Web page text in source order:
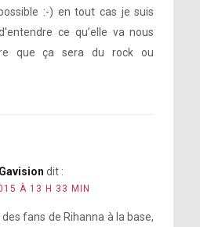
p/6ETuJbpFOn/
p/6EdYQxJFNK/
:-) en tout cas je suis
ce qu’elle va nous
que ça sera du rock ou
dit :
À 13 H 33 MIN
fans de Rihanna à la base,